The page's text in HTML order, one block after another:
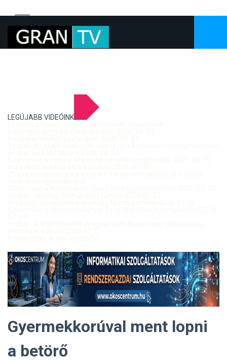
LEGÚJABB VIDEÓINK
Gyermekkorúval ment lopni
a betörő